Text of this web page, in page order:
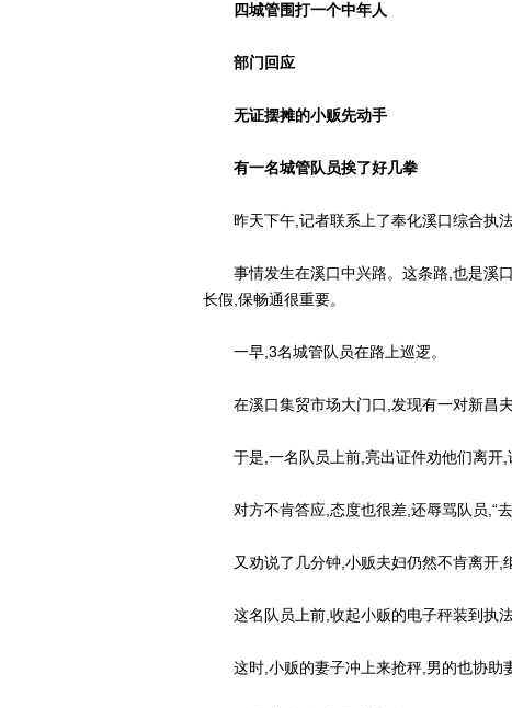
四城管围打一个中年人
部门回应
无证摆摊的小贩先动手
有一名城管队员挨了好几拳
昨天下午,记者联系上了奉化溪口综合执法
事情发生在溪口中兴路。这条路,也是溪口
长假,保畅通很重要。
一早,3名城管队员在路上巡逻。
在溪口集贸市场大门口,发现有一对新昌夫
于是,一名队员上前,亮出证件劝他们离开,
对方不肯答应,态度也很差,还辱骂队员,“去
又劝说了几分钟,小贩夫妇仍然不肯离开,继
这名队员上前,收起小贩的电子秤装到执法
这时,小贩的妻子冲上来抢秤,男的也协助